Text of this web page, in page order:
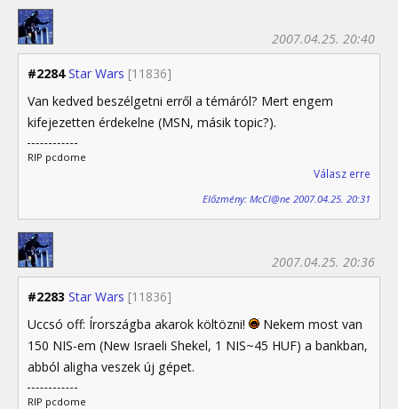
#2284 Star Wars [11836]
2007.04.25. 20:40
Van kedved beszélgetni erről a témáról? Mert engem
kifejezetten érdekelne (MSN, másik topic?).
RIP pcdome
Válasz erre
Előzmény: McCl@ne 2007.04.25. 20:31
#2283 Star Wars [11836]
2007.04.25. 20:36
Uccsó off: Írországba akarok költözni!
Nekem most van
150 NIS-em (New Israeli Shekel, 1 NIS~45 HUF) a bankban,
abból aligha veszek új gépet.
RIP pcdome